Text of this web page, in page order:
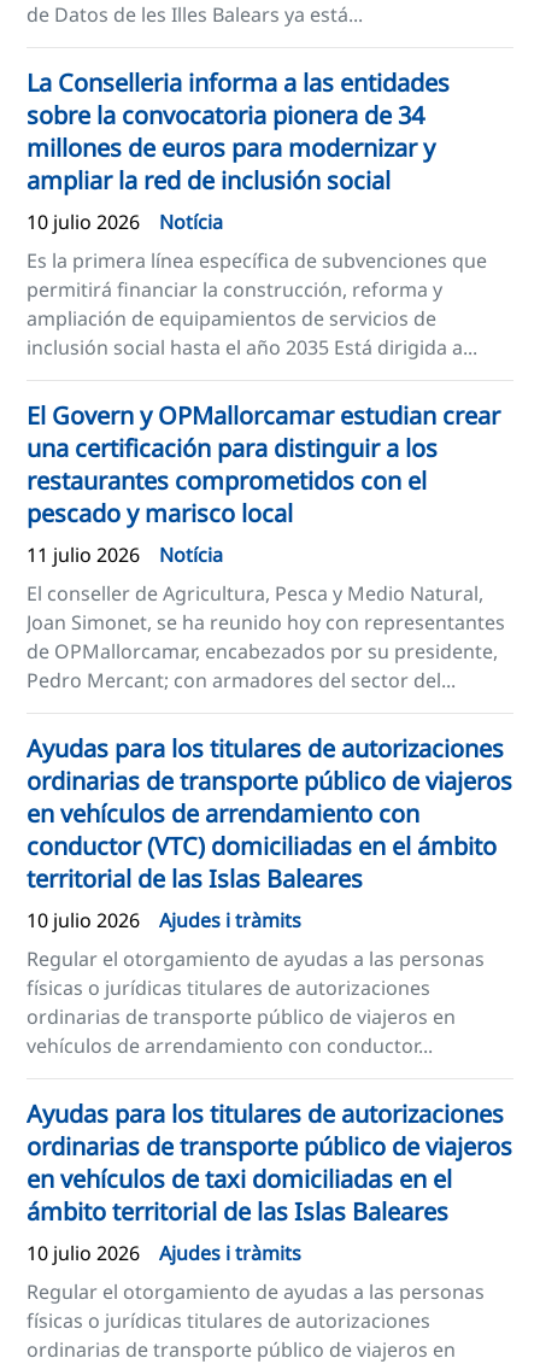
de Datos de les Illes Balears ya está...
La Conselleria informa a las entidades
sobre la convocatoria pionera de 34
millones de euros para modernizar y
ampliar la red de inclusión social
10 julio 2026
Notícia
Es la primera línea específica de subvenciones que
permitirá financiar la construcción, reforma y
ampliación de equipamientos de servicios de
inclusión social hasta el año 2035 Está dirigida a...
El Govern y OPMallorcamar estudian crear
una certificación para distinguir a los
restaurantes comprometidos con el
pescado y marisco local
11 julio 2026
Notícia
El conseller de Agricultura, Pesca y Medio Natural,
Joan Simonet, se ha reunido hoy con representantes
de OPMallorcamar, encabezados por su presidente,
Pedro Mercant; con armadores del sector del...
Ayudas para los titulares de autorizaciones
ordinarias de transporte público de viajeros
en vehículos de arrendamiento con
conductor (VTC) domiciliadas en el ámbito
territorial de las Islas Baleares
10 julio 2026
Ajudes i tràmits
Regular el otorgamiento de ayudas a las personas
físicas o jurídicas titulares de autorizaciones
ordinarias de transporte público de viajeros en
vehículos de arrendamiento con conductor...
Ayudas para los titulares de autorizaciones
ordinarias de transporte público de viajeros
en vehículos de taxi domiciliadas en el
ámbito territorial de las Islas Baleares
10 julio 2026
Ajudes i tràmits
Regular el otorgamiento de ayudas a las personas
físicas o jurídicas titulares de autorizaciones
ordinarias de transporte público de viajeros en